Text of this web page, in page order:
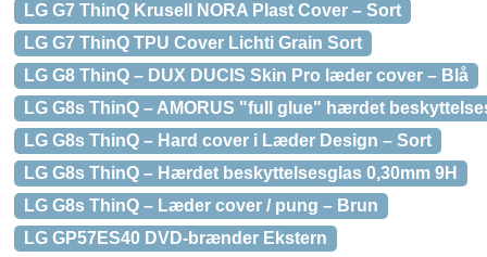
LG G7 ThinQ Krusell NORA Plast Cover – Sort
LG G7 ThinQ TPU Cover Lichti Grain Sort
LG G8 ThinQ – DUX DUCIS Skin Pro læder cover – Blå
LG G8s ThinQ – AMORUS "full glue" hærdet
LG G8s ThinQ – Hard cover i Læder Design – Sort
LG G8s ThinQ – Hærdet beskyttelsesglas 0,30mm 9H
LG G8s ThinQ – Læder cover / pung – Brun
LG GP57ES40 DVD-brænder Ekstern